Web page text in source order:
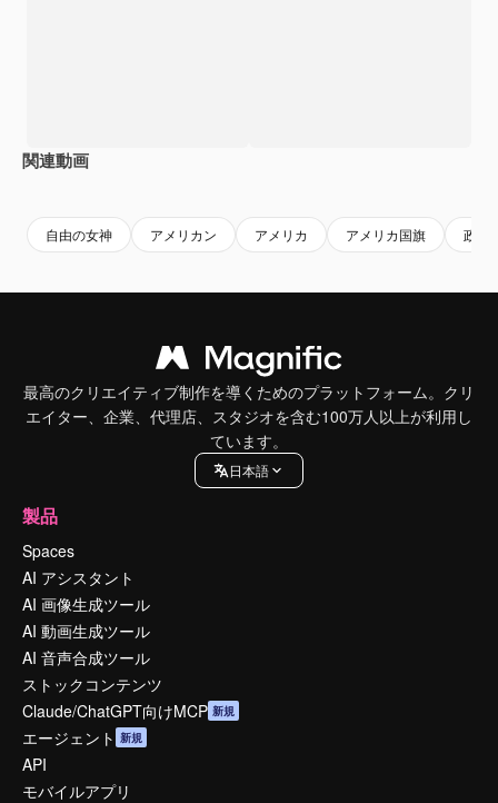
関連動画
自由の女神 アメリカン アメリカ アメリカ国旗 政府
最高のクリエイティブ制作を導くためのプラットフォーム。クリ
エイター、企業、代理店、スタジオを含む100万人以上が利用し
ています。
日本語
製品
Spaces
AI アシスタント
AI 画像生成ツール
AI 動画生成ツール
AI 音声合成ツール
ストックコンテンツ
Claude/ChatGPT向けMCP 新規
エージェント 新規
API
モバイルアプリ